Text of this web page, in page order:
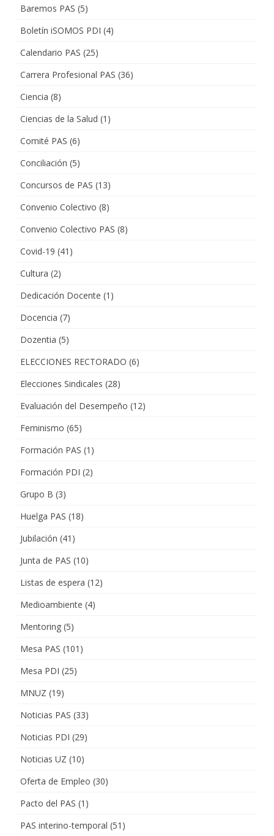
Baremos PAS (5)
Boletín iSOMOS PDI (4)
Calendario PAS (25)
Carrera Profesional PAS (36)
Ciencia (8)
Ciencias de la Salud (1)
Comité PAS (6)
Conciliación (5)
Concursos de PAS (13)
Convenio Colectivo (8)
Convenio Colectivo PAS (8)
Covid-19 (41)
Cultura (2)
Dedicación Docente (1)
Docencia (7)
Dozentia (5)
ELECCIONES RECTORADO (6)
Elecciones Sindicales (28)
Evaluación del Desempeño (12)
Feminismo (65)
Formación PAS (1)
Formación PDI (2)
Grupo B (3)
Huelga PAS (18)
Jubilación (41)
Junta de PAS (10)
Listas de espera (12)
Medioambiente (4)
Mentoring (5)
Mesa PAS (101)
Mesa PDI (25)
MNUZ (19)
Noticias PAS (33)
Noticias PDI (29)
Noticias UZ (10)
Oferta de Empleo (30)
Pacto del PAS (1)
PAS interino-temporal (51)